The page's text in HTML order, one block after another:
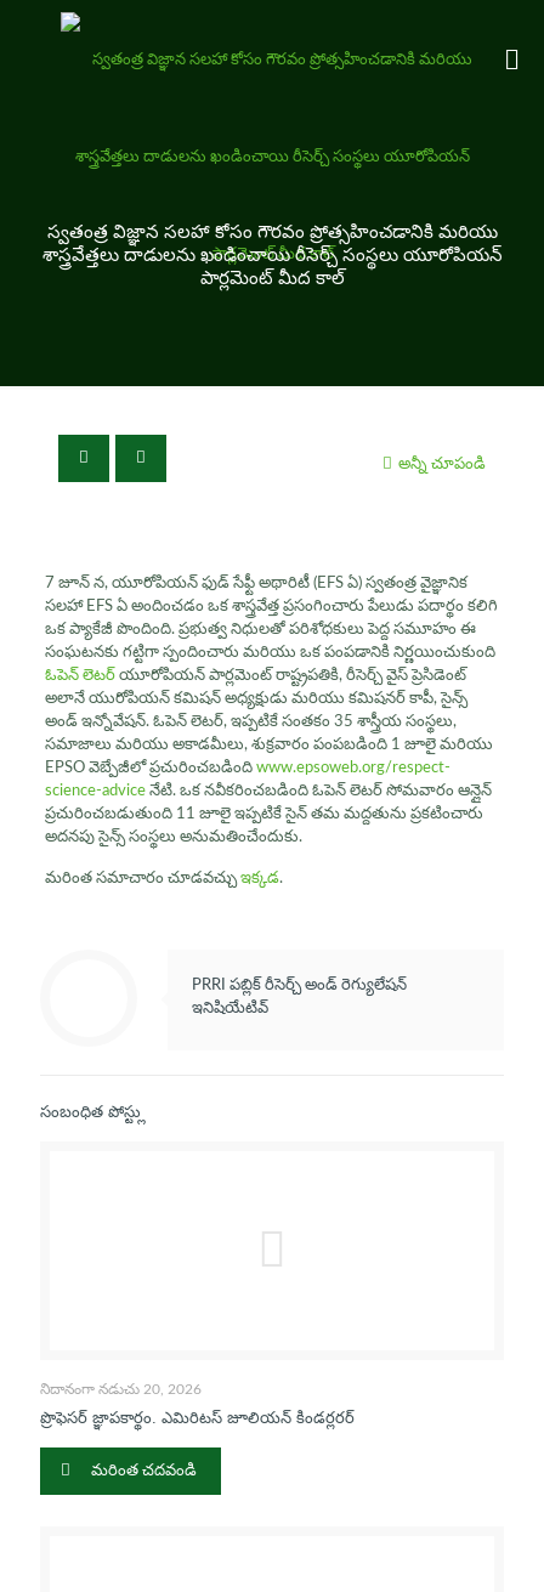
స్వతంత్ర విజ్ఞాన సలహా కోసం గౌరవం ప్రోత్సహించడానికి మరియు
శాస్త్రవేత్తలు దాడులను ఖండించాయి రీసెర్చ్ సంస్థలు యూరోపియన్
పార్లమెంట్ మీద కాల్
అన్నీ చూపండి
7 జూన్ న, యూరోపియన్ ఫుడ్ సేఫ్టీ అథారిటీ (EFS ఏ) స్వతంత్ర వైజ్ఞానిక
సలహా EFS ఏ అందించడం ఒక శాస్త్రవేత్త ప్రసంగించారు పేలుడు పదార్థం కలిగి
ఒక ప్యాకేజీ పొందింది. ప్రభుత్వ నిధులతో పరిశోధకులు పెద్ద సమూహం ఈ
సంఘటనకు గట్టిగా స్పందించారు మరియు ఒక పంపడానికి నిర్ణయించుకుంది
ఓపెన్ లెటర్యూరోపియన్ పార్లమెంట్ రాష్ట్రపతికి, రీసెర్చ్ వైస్ ప్రెసిడెంట్
అలానే యురోపియన్ కమిషన్ అధ్యక్షుడు మరియు కమిషనర్ కాపీ, సైన్స్
అండ్ ఇన్నోవేషన్. ఓపెన్ లెటర్, ఇప్పటికే సంతకం 35 శాస్త్రీయ సంస్థలు,
సమాజాలు మరియు అకాడమీలు, శుక్రవారం పంపబడింది 1 జూలై మరియు
EPSO వెబ్పేజీలో ప్రచురించబడింది www.epsoweb.org/respect-
science-adviceనేటి. ఒక నవీకరించబడింది ఓపెన్ లెటర్ సోమవారం ఆన్లైన్
ప్రచురించబడుతుంది 11 జూలై ఇప్పటికే సైన్ తమ మద్దతును ప్రకటించారు
అదనపు సైన్స్ సంస్థలు అనుమతించేందుకు.
మరింత సమాచారం చూడవచ్చు ఇక్కడ.
PRRI పబ్లిక్ రీసెర్చ్ అండ్ రెగ్యులేషన్
ఇనిషియేటివ్
సంబంధిత పోస్ట్లు
నిదానంగా నడుచు 20, 2026
ప్రొఫెసర్ జ్ఞాపకార్థం. ఎమిరిటస్ జూలియన్ కిండర్లరర్
మరింత చదవండి